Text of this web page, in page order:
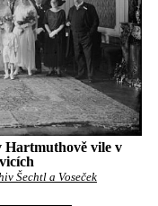
Hartmuthově vile v
Šechtl a Voseček